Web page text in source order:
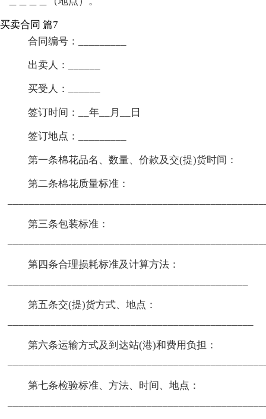
买卖合同 篇7
合同编号：_________
出卖人：______
买受人：______
签订时间：__年__月__日
签订地点：_________
第一条棉花品名、数量、价款及交(提)货时间：
第二条棉花质量标准：
第三条包装标准：
第四条合理损耗标准及计算方法：
第五条交(提)货方式、地点：
第六条运输方式及到达站(港)和费用负担：
第七条检验标准、方法、时间、地点：